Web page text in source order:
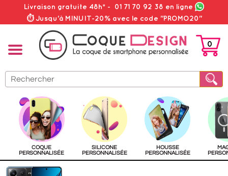
Livraison gratuite 48h* - 01 71 70 92 38 en ligne
⏱ Jusqu'à MINUIT-20% avec le code "PROMO20"
PANIER
0
COQUE
PERSONNALISÉE
SILICONE
PERSONNALISÉE
HOUSSE
PERSONNALISÉE